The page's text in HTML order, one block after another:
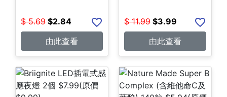
$ 5.69 $2.84
由此查看
$ 11.99 $3.99
由此查看